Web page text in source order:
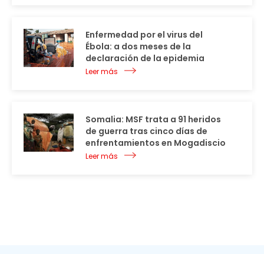
Enfermedad por el virus del
Ébola: a dos meses de la
declaración de la epidemia
Leer más
Somalia: MSF trata a 91 heridos
de guerra tras cinco días de
enfrentamientos en Mogadiscio
Leer más